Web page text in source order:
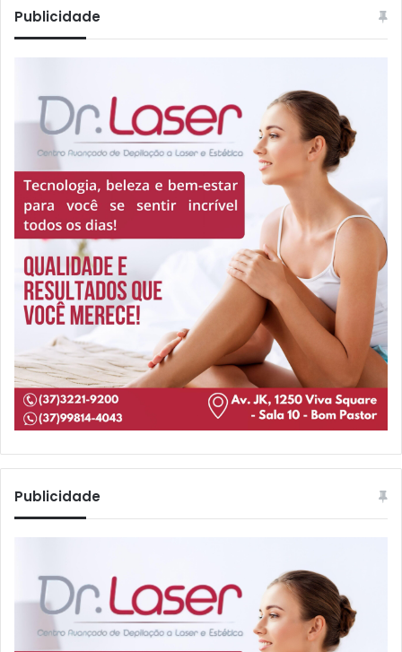
Publicidade
Publicidade